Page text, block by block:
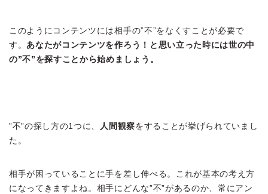
このようにコンテンツには相手の”不”をなくすことが必要で
す。あなたがコンテンツを作ろう！と思い立った時には世の中
の”不”を探すことから始めましょう。
”不”の探し方の1つに、 人間観察をすることが挙げられていまし
た。
相手が困っていることに手を差し伸べる。これが基本の考え方
になってきますよね。相手にどんな”不”があるのか、常にアン